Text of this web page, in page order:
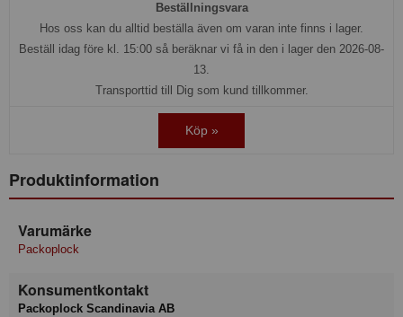
Beställningsvara
Hos oss kan du alltid beställa även om varan inte finns i lager.
Beställ idag före kl. 15:00 så beräknar vi få in den i lager den 2026-08-
13.
Transporttid till Dig som kund tillkommer.
Köp »
Produktinformation
Varumärke
Packoplock
Konsumentkontakt
Packoplock Scandinavia AB